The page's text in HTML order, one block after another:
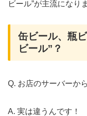
ビール”が主流になり
缶ビール、瓶
ビール”？
Q. お店のサーバーか
A. 実は違うんです！